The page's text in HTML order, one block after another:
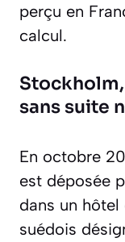
perçu en
calcul.
sans suite
En octobre
est déposée
dans un
suédois